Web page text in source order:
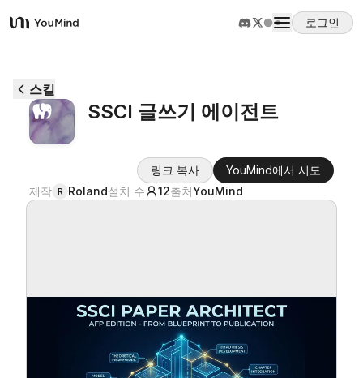
YouMind
로그인
사용 사례
스킬
SSCI 글쓰기 에이전트
링크 복사
YouMind에서 시도
제작 R Roland설치 수 12출처YouMind